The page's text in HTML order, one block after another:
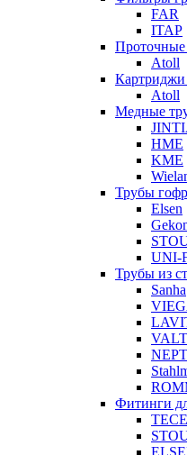
FAR
ITAP
Atoll
Картриджи
Atoll
Медные
HME
KME
Трубы
Elsen
UNI-
Трубы из
Sanha
Фитинги
TECE